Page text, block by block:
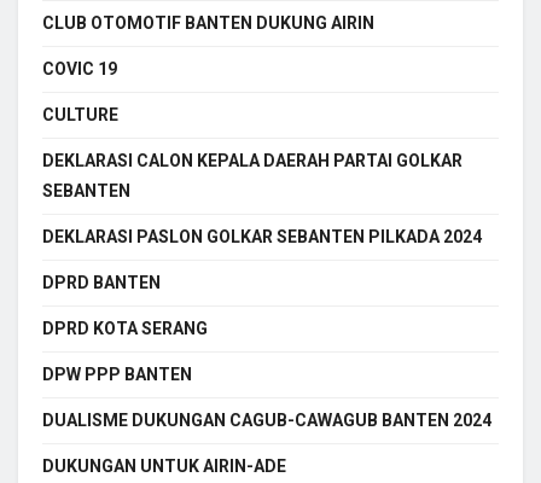
CLUB OTOMOTIF BANTEN DUKUNG AIRIN
COVIC 19
CULTURE
DEKLARASI CALON KEPALA DAERAH PARTAI GOLKAR
SEBANTEN
DEKLARASI PASLON GOLKAR SEBANTEN PILKADA 2024
DPRD BANTEN
DPRD KOTA SERANG
DPW PPP BANTEN
DUALISME DUKUNGAN CAGUB-CAWAGUB BANTEN 2024
DUKUNGAN UNTUK AIRIN-ADE